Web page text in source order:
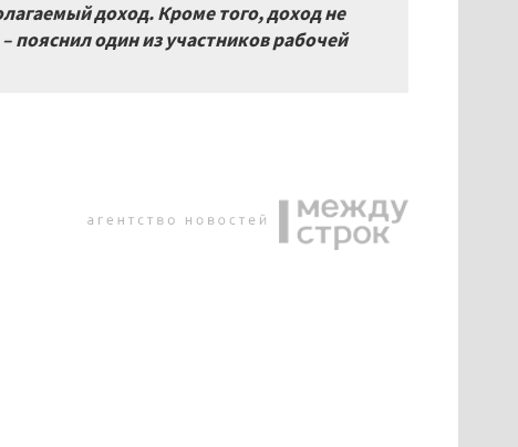
доход. Кроме того, доход не
–пояснил один из участников рабочей